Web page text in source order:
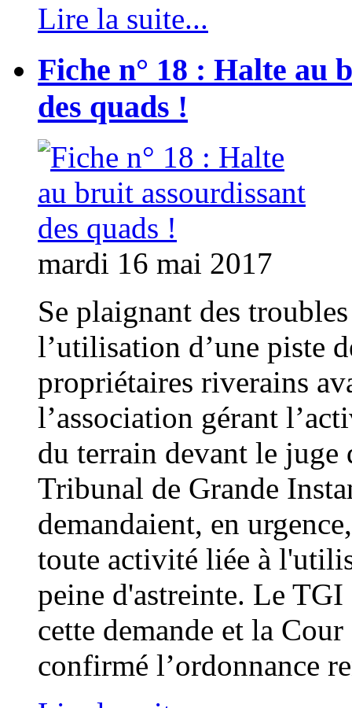
Lire la suite...
Fiche n° 18 : Halte au
des quads !
mardi 16 mai 2017
Se plaignant des
l’utilisation d’une piste
propriétaires riverains
l’association gérant
du terrain devant le juge
Tribunal de Grande
demandaient, en
toute activité liée à
peine d'astreinte. Le
cette demande et la
confirmé l’ordonnance